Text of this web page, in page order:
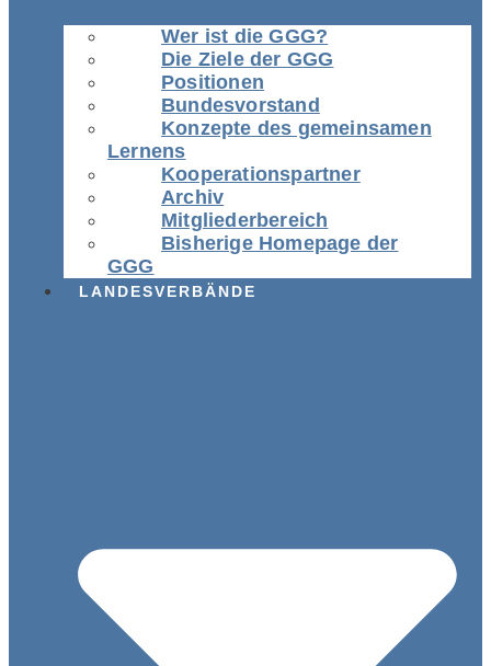
Wer ist die GGG?
Die Ziele der GGG
Positionen
Bundesvorstand
Konzepte des gemeinsamen
Lernens
Kooperationspartner
Archiv
Mitgliederbereich
Bisherige Homepage der
GGG
LANDESVERBÄNDE